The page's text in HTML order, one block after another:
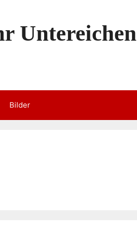
Untereichen
Bilder